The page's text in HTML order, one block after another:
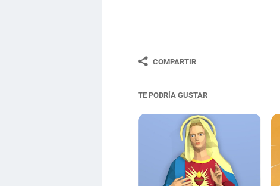
COMPARTIR
TE PODRÍA GUSTAR